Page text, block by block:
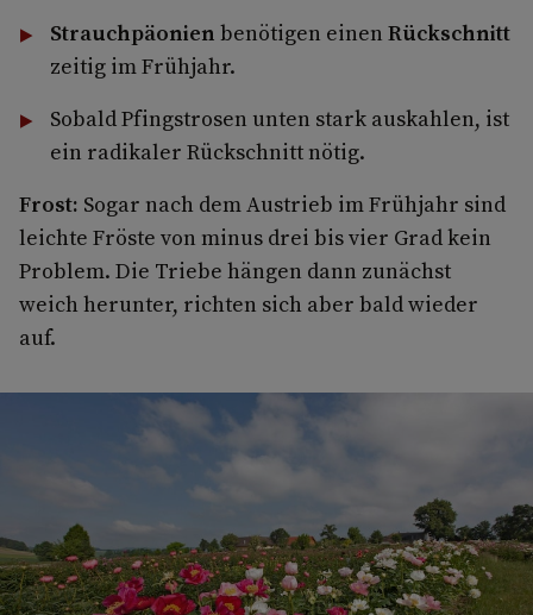
Strauchpäonien benötigen einen Rückschnitt
zeitig im Frühjahr.
Sobald Pfingstrosen unten stark auskahlen, ist
ein radikaler Rückschnitt nötig.
Frost: Sogar nach dem Austrieb im Frühjahr sind
leichte Fröste von minus drei bis vier Grad kein
Problem. Die Triebe hängen dann zunächst
weich herunter, richten sich aber bald wieder
auf.